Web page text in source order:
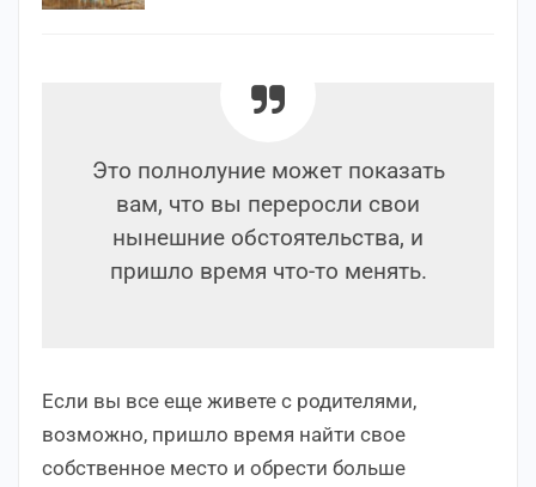
Это полнолуние может показать
вам, что вы переросли свои
нынешние обстоятельства, и
пришло время что-то менять.
Если вы все еще живете с родителями,
возможно, пришло время найти свое
собственное место и обрести больше